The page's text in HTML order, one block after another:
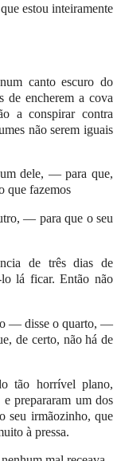
estou inteiramente
canto escuro do
de encherem a cova
a conspirar contra
não serem iguais
dele, — para que,
que fazemos
— para que o seu
de três dias de
lá ficar. Então não
— disse o quarto, —
de certo, não há de
tão horrível plano,
prepararam um dos
seu irmãozinho, que
à pressa.